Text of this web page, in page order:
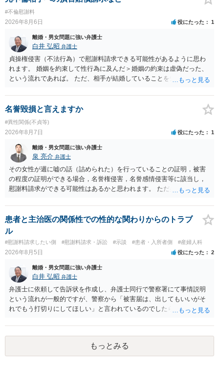
停での離婚に固執しないかいずれかの対応は必要となるかと思われま
す。 お一人で対応するのは難しい側面もありますので弁護士を立てる
ことを検討されると良いかと思われます。
#不倫慰謝料
2026年8月6日 役にたった 1
離婚・男女問題に強い弁護士
白井 弘昭 弁護士
貞操権侵害（不法行為）で慰謝料請求できる可能性があるように思わ
れます。 婚姻を約束して性行為に及んだ＞婚姻の約束は虚偽だった、
という流れであれば。 ただ、相手が結婚していることを知って行為に
性も認められそうですので、あまり慰謝料は高額にならないように思
われます。 一度、最寄りの弁護士に相談してみてください。
名誉毀損と言えますか
#異性関係(不貞等)
2026年8月7日 役にたった 1
離婚・男女問題に強い弁護士
泉 亮介 弁護士
その女性が週に嘘の話（詰められた）を行っていることの証明，被害
の程度の証明ができる場合，名誉権侵害，名誉感情侵害等に該当し，
慰謝料請求ができる可能性はあるかと思われます。 ただ弁護士費用を
た方が良いでしょう。
患者と主治医の関係性での性的な関わりからのトラブ
ル
#慰謝料請求したい側 #慰謝料請求・訴訟 #示談 #患者・入所者側 #産婦人科
2026年8月5日 役にたった 2
離婚・男女問題に強い弁護士
白井 弘昭 弁護士
弁護士に依頼して告訴状を作成し、弁護士同行で警察署にて事情説明
という流れが一般的ですが、警察から「被害届は、出してもいいがそ
れでもう打切りにしてほしい」と言われているのでしたら、あまり結
検察庁に訴えるのもありかもしれないですが、実際に捜査をするの
は、結局所轄だと思われますので、やはり結論は変わらないかもしれ
ないです。 一度、最寄りの「刑事に強い」とうたっている弁護士に相
談してみてはいかがでしょうか。 以上、ご参考まで。
もっとみる